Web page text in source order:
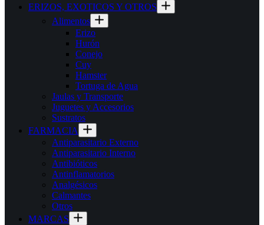
ERIZOS, EXOTICOS Y OTROS
Alimentos
Erizo
Hurón
Conejo
Cuy
Hamster
Tortuga de Agua
Jaulas y Transporte
Juguetes y Accesorios
Sustratos
FARMACIA
Antiparasitario Externo
Antiparasitario Interno
Antibióticos
Antinflamatorios
Analgésicos
Calmantes
Otros
MARCAS